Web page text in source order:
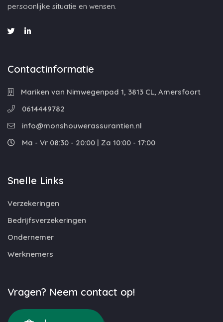
persoonlijke situatie en wensen.
Contactinformatie
Mariken van Nimwegenpad 1, 3813 CL, Amersfoort
0614449782
info@monshouwerassurantien.nl
Ma - Vr 08:30 - 20:00 | Za 10:00 - 17:00
Snelle Links
Verzekeringen
Bedrijfsverzekeringen
Ondernemer
Werknemers
Vragen? Neem contact op!